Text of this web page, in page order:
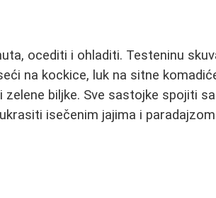
ocediti i ohladiti. Testeninu
na kockice, luk na sitne
biljke. Sve sastojke spojiti
isečenim jajima i